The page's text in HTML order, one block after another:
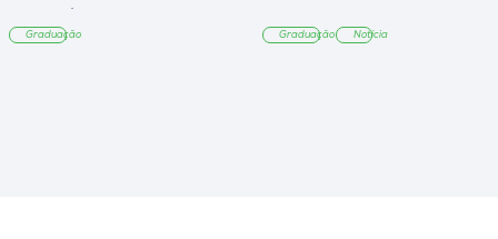
Graduação Graduação Notícia